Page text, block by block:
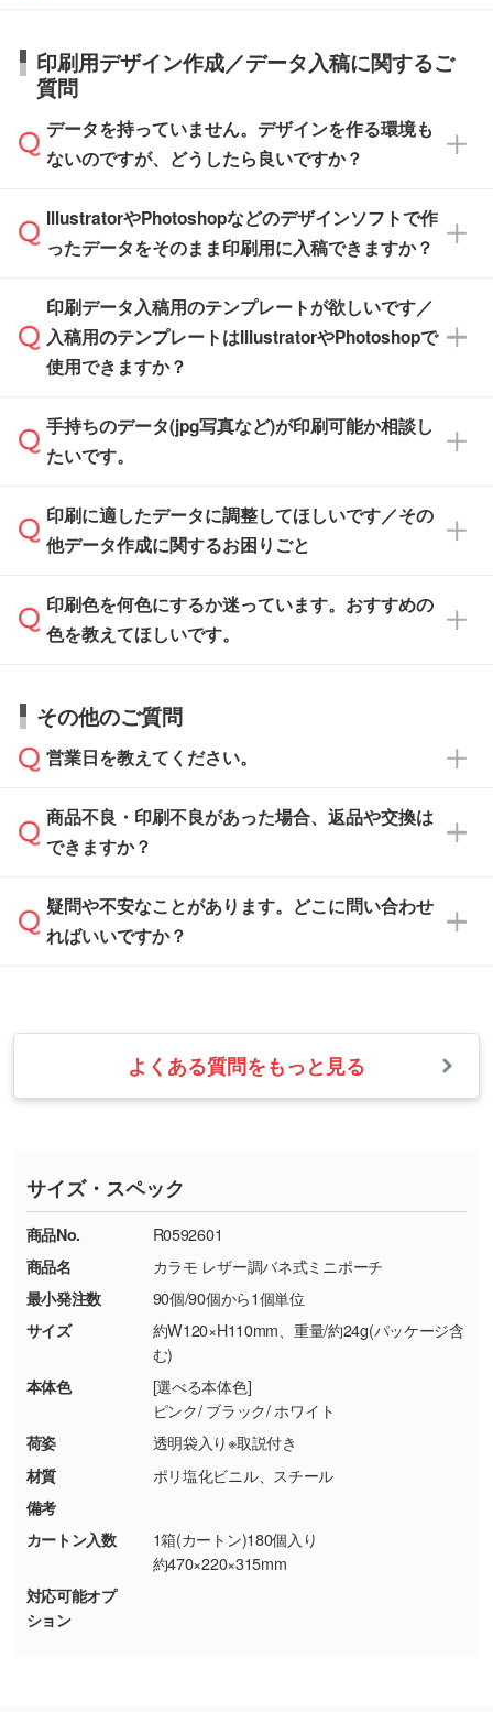
タッフまでお問い合わせください。
ル」に注文予定日をご入力いただくと、おおよ
その締切日や出荷目安をご確認いただけます。
品が決まりましたらお早めのご発注をお願いい
たします。
※土日祝日を除く営業日換算です。
※沖縄・離島は追加日数がかかります。
す。>>対象商品はこちら
※最短出荷日は商品によって異なります。各商
品ページにてご確認ください
す。(白箱、化粧箱、ブリスターパックなど)
【袋入り】 商品がひとつずつ袋に入っていま
す。(透明袋、デザイン袋など)
【個包装なし】 個包装がされていない状態で
※化粧箱から白箱への入れ替えや、オリジナル
箱の作成は原則承っておりません。
直接納品は行っておりませんので予めご了承く
ださい。
印刷用デザイン作成／データ入稿に関するご
質問
データを持っていません。デザインを作る環境も
ないのですが、どうしたら良いですか？
無料の「デザインシミュレーター」を使えば、
PCやスマホから簡単にデザインを作成できま
ザインソフトがなくても安心です。
また、「データ作成サービス
せいただければ、弊社にて無料でデザインデー
タを1点作成いたします。
IllustratorやPhotoshopなどのデザインソフトで作
ったデータをそのまま印刷用に入稿できますか？
IllustratorやPhotoshop、CLIP STUDIOなどのデ
ザインソフトでこだわりのデザインを作成した
い方は、完全データ入稿
積・ご注文フォームにアップロードしてご入稿
ください。
ご入稿後は経験豊富なスタッフがデータに不備
がないかチェックし、お客様と確認してから印
刷に進みますので、ご安心ください。
印刷データ入稿用のテンプレートが欲しいです／
入稿用のテンプレートはIllustratorやPhotoshopで
使用できますか？
一部商品は入稿用テンプレートのご用意があり
ます。各商品ページの『印刷方法・テンプレー
入稿用のテンプレートはPDF形式ですが、
IllustratorやPhotoshopで開いてご利用いただけ
方」をご確認ください。
手持ちのデータ(jpg写真など)が印刷可能か相談し
たいです。
印刷に適したデータ・解像度かどうか、担当ス
タッフが事前に確認いたします。
ムへ添付いただくか、担当スタッフ宛にメール
でお送りください。
い合わせください。
なお、印刷用データの作り方に関する詳細は、
印刷に適したデータに調整してほしいです／その
他データ作成に関するお困りごと
データ作成でお困りの際には、担当スタッフが
サポートいたしますのでお気軽にご相談くださ
から添付してお送りください。
しい
解像度の低い画像や、手書きのイラスト、写真
などを、印刷に適したベクターデータに変換し
・フルカラーデータを1色に変換してほしい
・1色印刷でグラデーションや濃淡を表現した
い
す。→詳しく見る
・コーポレートカラーを使って印刷したい／印
刷色にこだわりがある
DIC・PANTONEなどのカラーチップの指定や、
現物支給による色指定も承っております。→詳
・背景がある画像からキャラクター部分だけを
使いたいです
シンプルな背景のデータや、使いたいキャラク
ター部分の輪郭がはっきりしているデータは切
・持っているデータの背景が足りない／塗り足
しの作り方が分からない
印刷したいデータが印刷範囲よりも小さい場
印刷色を何色にするか迷っています。おすすめの
色を教えてほしいです。
お見積・ご注文・
相談いただきますと、担当スタッフがお客様の
ご希望や商品の本体色を確認し、印刷色をご提
本体色がブラック、ネイビーなど濃色の場合は
白色か淡い色の印刷色をおすすめしておりま
本体色がナチュラルなど淡色の場合、印刷をく
っきりと目立たせたいときは濃い印刷色が、柔
らかい雰囲気にしたいときは淡い印刷色が映え
また、お選びいただいた印刷色が本体色に合わ
ない場合や仕上がりに影響しそうな場合は、ス
タッフから別の色をご案内することもございま
その他のご質問
営業日を教えてください。
営業日は平日の10:00～18:00で、土日祝日はお
休みとなります。注文・見積・お問い合わせ
速やかに対応いたします。
商品不良・印刷不良があった場合、返品や交換は
できますか？
お手数をお掛けいたしますが、至急担当スタッ
フまでご連絡ください。商品の状況を確認し、
・お届け時に商品が損傷・故障している場合
・ご注文と異なる商品が届いた場合
・印刷不良があった場合
※詳しくは「商品の良品基準について
ください。
【返品・交換ができない場合】
・お客様の元で商品を加工された場合、または
商品が破損した場合
・商品到着後7日以上経過している場合
・お客様のご都合による返品・交換依頼(商
品・色・数量などの注文間違い等)
疑問や不安なことがあります。どこに問い合わせ
ればいいですか？
業日以内に担当スタッフよりメールにてご連絡
いたします。
お急ぎの場合はお電話でのご質問も受け付けて
TEL：0422-29-9911 営業時間10:00～
18:00(土日祝日除く)
お問い合わせフォームはこちら
よくある質問をもっと見る
サイズ・スペック
商品No.
R0592601
商品名
カラモ レザー調バネ式ミニポーチ
最小発注数
90個/90個から1個単位
サイズ
約W120×H110mm、重量/約24g(パッケージ含
む)
本体色
[選べる本体色]
ピンク/ ブラック/ ホワイト
荷姿
透明袋入り※取説付き
材質
ポリ塩化ビニル、スチール
備考
カートン入数
1箱(カートン)180個入り
約470×220×315mm
対応可能オプ
ション